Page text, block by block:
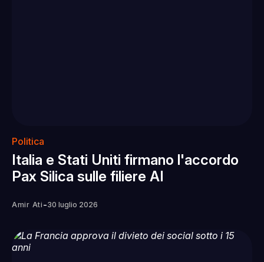
Politica
Italia e Stati Uniti firmano l'accordo
Pax Silica sulle filiere AI
Amir Ati -30 luglio 2026